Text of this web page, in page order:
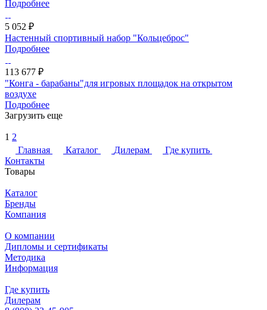
Подробнее
5 052 ₽
Настенный спортивный набор "Кольцеброс"
Подробнее
113 677 ₽
"Конга - барабаны"для игровых площадок на открытом
воздухе
Подробнее
Загрузить еще
1 2
Главная
Каталог Дилерам
Где купить
Контакты
Товары
Каталог
Бренды
Компания
О компании
Дипломы и сертификаты
Методика
Информация
Где купить
Дилерам